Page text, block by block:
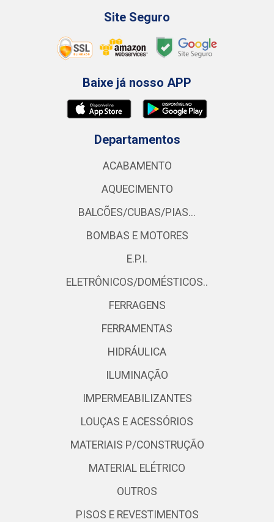
Site Seguro
Baixe já nosso APP
Departamentos
ACABAMENTO
AQUECIMENTO
BALCÕES/CUBAS/PIAS...
BOMBAS E MOTORES
E.P.I.
ELETRÔNICOS/DOMÉSTICOS..
FERRAGENS
FERRAMENTAS
HIDRÁULICA
ILUMINAÇÃO
IMPERMEABILIZANTES
LOUÇAS E ACESSÓRIOS
MATERIAIS P/CONSTRUÇÃO
MATERIAL ELÉTRICO
OUTROS
PISOS E REVESTIMENTOS